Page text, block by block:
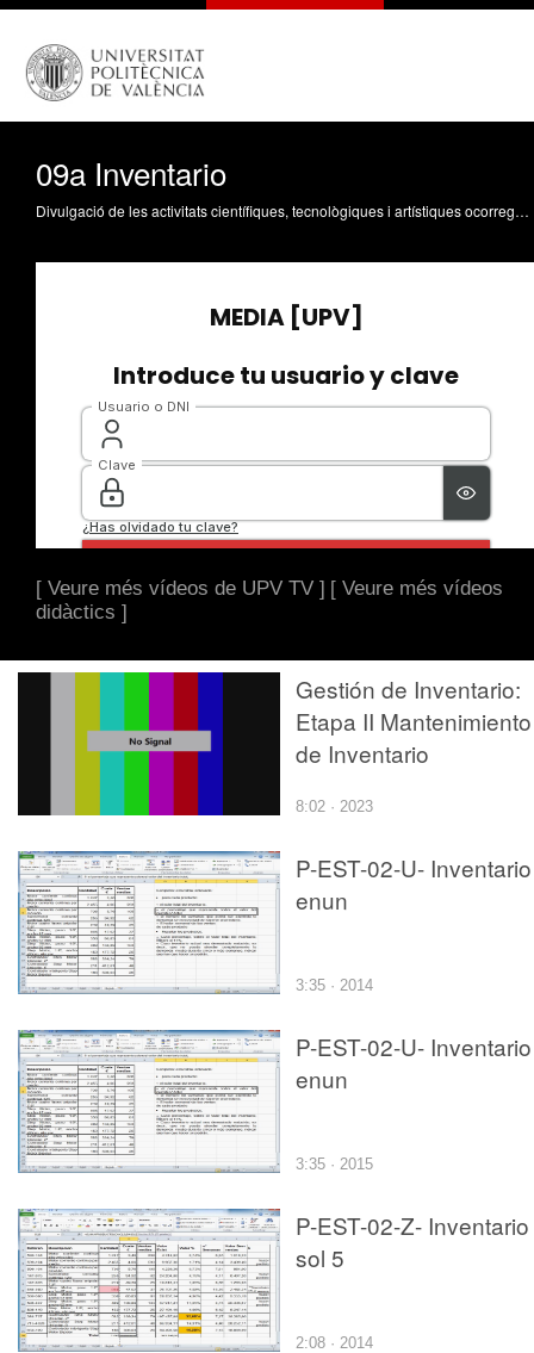
09a Inventario
Divulgació de les activitats científiques, tecnològiques i artístiques ocorregudes en els tres campus de la UPV
[ Veure més vídeos de UPV TV ] [ Veure més vídeos
didàctics ]
Gestión de Inventario:
Etapa II Mantenimiento
de Inventario
8:02 · 2023
P-EST-02-U- Inventario
enun
3:35 · 2014
P-EST-02-U- Inventario
enun
3:35 · 2015
P-EST-02-Z- Inventario
sol 5
2:08 · 2014